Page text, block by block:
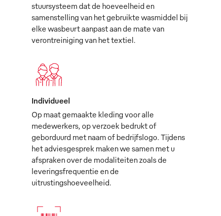
stuursysteem dat de hoeveelheid en
samenstelling van het gebruikte wasmiddel bij
elke wasbeurt aanpast aan de mate van
verontreiniging van het textiel.
Individueel
Op maat gemaakte kleding voor alle
medewerkers, op verzoek bedrukt of
geborduurd met naam of bedrijfslogo. Tijdens
het adviesgesprek maken we samen met u
afspraken over de modaliteiten zoals de
leveringsfrequentie en de
uitrustingshoeveelheid.